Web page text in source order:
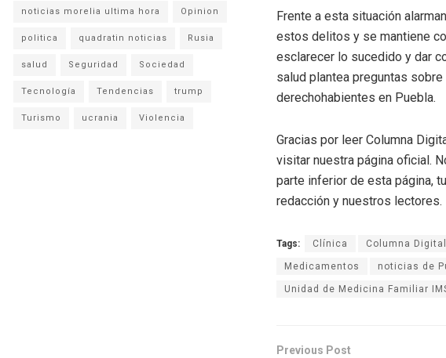
Frente a esta situación
estos delitos y se mantiene
esclarecer lo sucedido y dar
salud plantea preguntas
derechohabientes en Puebla.
Gracias por leer Columna
visitar nuestra página oficial.
parte inferior de esta página,
redacción y nuestros lectores.
Tags: Clínica Columna Digital
Medicamentos noticias de
Unidad de Medicina Familiar
Previous Post
noticias morelia ultima hora Opinion
politica quadratin noticias Rusia
salud Seguridad Sociedad
Tecnología Tendencias trump
Turismo ucrania Violencia